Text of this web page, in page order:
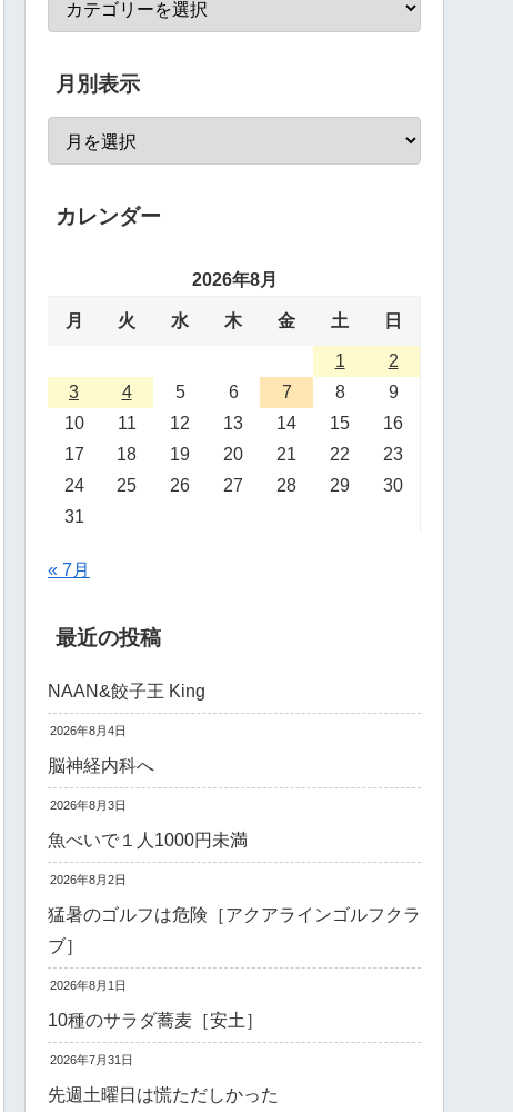
月別表示
カレンダー
2026年8月
月 火 水 木 金 土 日
1
2
3
4 5 6 7 8
9
10
11 12 13 14 15
16
17
18 19 20 21 22
23
24
25 26 27 28 29
30
31
« 7月
最近の投稿
NAAN&餃子王 King
2026年8月4日
脳神経内科へ
2026年8月3日
魚べいで１人1000円未満
2026年8月2日
猛暑のゴルフは危険［アクアラインゴルフクラ
ブ］
2026年8月1日
10種のサラダ蕎麦［安土］
2026年7月31日
先週土曜日は慌ただしかった